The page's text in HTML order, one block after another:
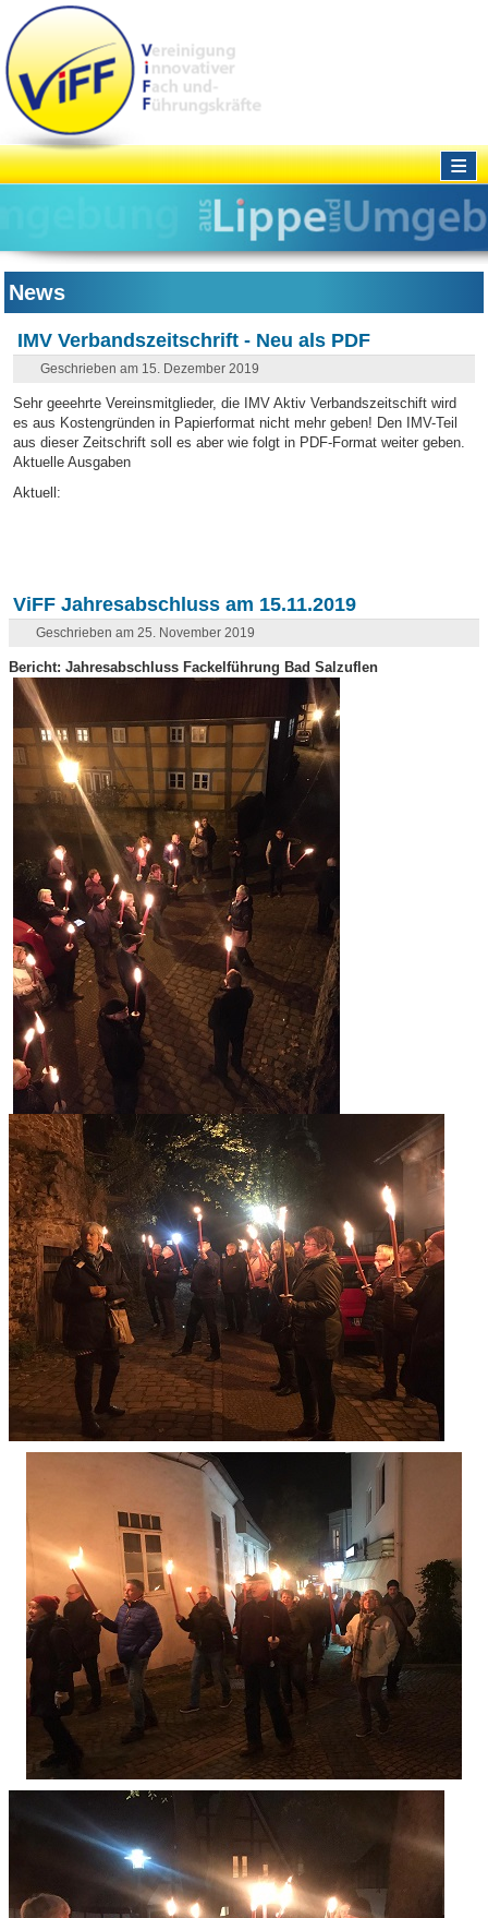
≡
News
IMV Verbandszeitschrift - Neu als PDF
Geschrieben am 15. Dezember 2019
Sehr geeehrte Vereinsmitglieder, die IMV Aktiv Verbandszeitschift wird
es aus Kostengründen in Papierformat nicht mehr geben! Den IMV-Teil
aus dieser Zeitschrift soll es aber wie folgt in PDF-Format weiter geben.
Aktuelle Ausgaben
Aktuell:
ViFF Jahresabschluss am 15.11.2019
Geschrieben am 25. November 2019
Bericht: Jahresabschluss Fackelführung Bad Salzuflen